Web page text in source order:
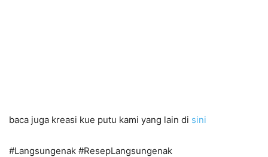
baca juga kreasi kue putu kami yang lain di sini
#Langsungenak #ResepLangsungenak